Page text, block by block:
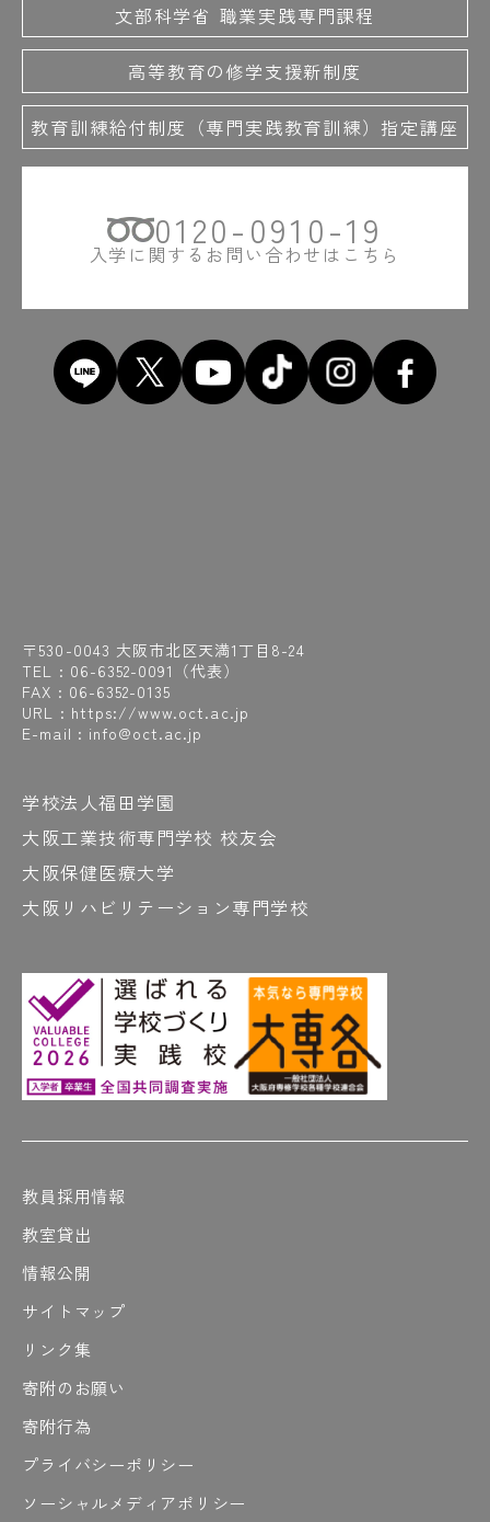
〒530-0043 大阪市北区天満1丁目8-24
TEL : 06-6352-0091 （代表）
FAX : 06-6352-0135
URL : https://www.oct.ac.jp
E-mail : info@oct.ac.jp
0120-0910-19
入学に関するお問い合わせはこちら
学校法人福田学園
大阪工業技術専門学校 校友会
大阪保健医療大学
大阪リハビリテーション専門学校
文部科学省 職業実践専門課程
高等教育の修学支援新制度
教育訓練給付制度（専門実践教育訓練）指定講座
教員採用情報
教室貸出
情報公開
サイトマップ
リンク集
寄附のお願い
寄附行為
プライバシーポリシー
ソーシャルメディアポリシー